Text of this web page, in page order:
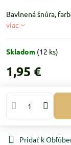
Bavlnená šnúra,
viac
Skladom (12 ks)
1,95 €
Pridať k